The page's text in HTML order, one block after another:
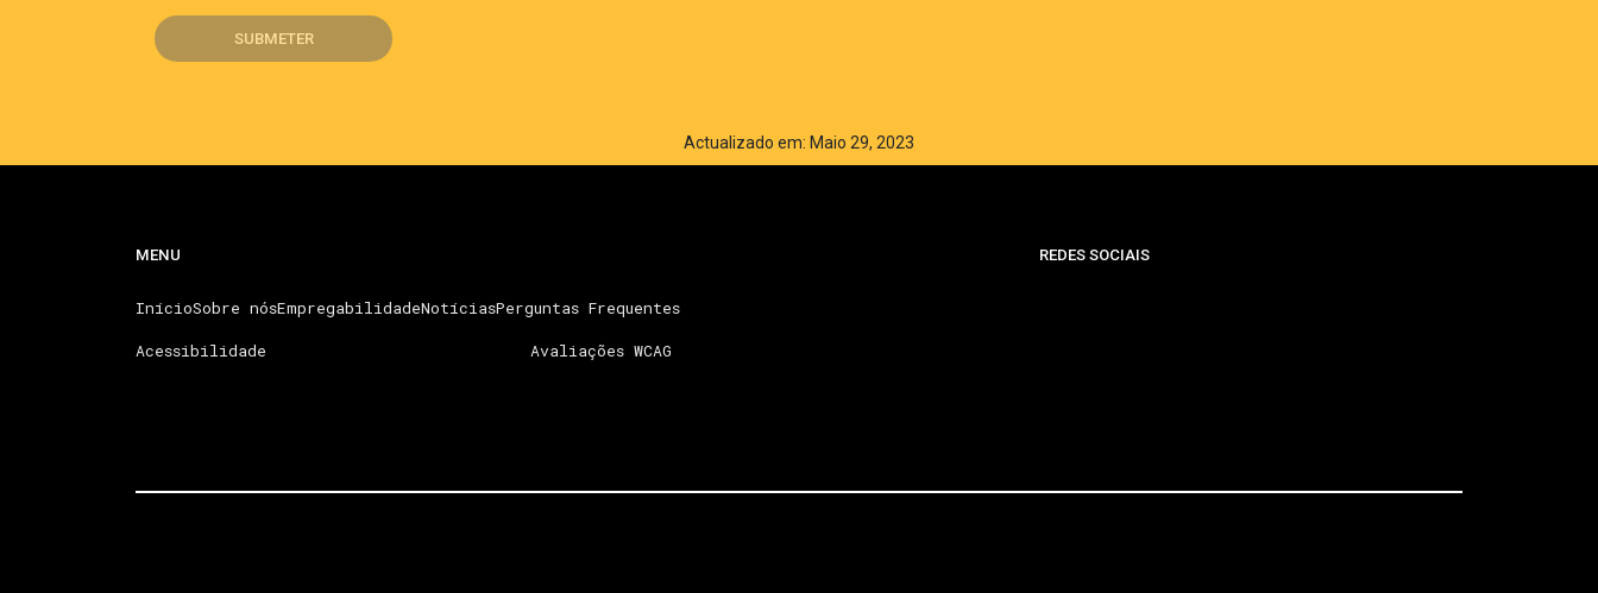
Actualizado em: Maio 29, 2023
MENU
InícioSobre nósEmpregabilidadeNotíciasPerguntas Frequentes
Acessibilidade
Avaliações WCAG
REDES SOCIAIS